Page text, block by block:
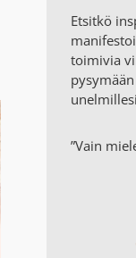
Etsitkö
toimivia
”Vain